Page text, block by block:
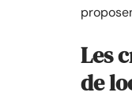
Les
de